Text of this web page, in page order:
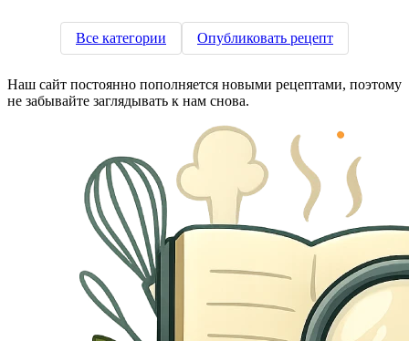
Все категории Опубликовать рецепт
Наш сайт постоянно пополняется новыми рецептами, поэтому
не забывайте заглядывать к нам снова.